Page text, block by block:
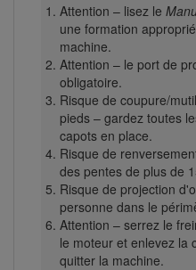
Attention – lisez le
une formation
machine.
Attention – le port de
obligatoire.
Risque de coupure/
pieds – gardez toutes
capots en place.
Risque de
des pentes de plus de
Risque de projection
personne dans le
Attention – serrez le
le moteur et enlevez la
quitter la machine.